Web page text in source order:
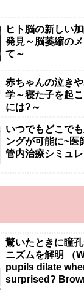
ヒト脳の新しい
発見～脳萎縮の
て～
赤ちゃんの泣き
学～寝た子を起
には?～
いつでもどこで
ングが可能に~医
管内治療シミュ
驚いたときに瞳
ニズムを解明 （
pupils dilate
surprised?